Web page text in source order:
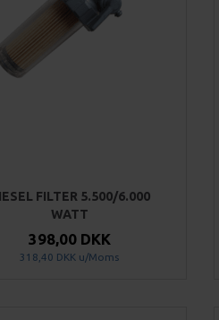
FILTER 5.500/6.000
WATT
398,00 DKK
318,40 DKK u/Moms